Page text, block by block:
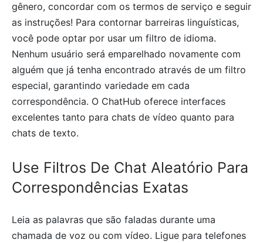
gênero, concordar com os termos de serviço e seguir
as instruções! Para contornar barreiras linguísticas,
você pode optar por usar um filtro de idioma.
Nenhum usuário será emparelhado novamente com
alguém que já tenha encontrado através de um filtro
especial, garantindo variedade em cada
correspondência. O ChatHub oferece interfaces
excelentes tanto para chats de vídeo quanto para
chats de texto.
Use Filtros De Chat Aleatório Para
Correspondências Exatas
Leia as palavras que são faladas durante uma
chamada de voz ou com vídeo. Ligue para telefones